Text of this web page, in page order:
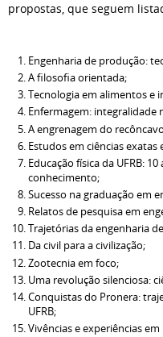
propostas, que seguem
Engenharia de produção:
A filosofia orientada;
Tecnologia em alimentos e
Enfermagem: integralidade
A engrenagem do
Estudos em ciências exatas
Educação física da UFRB:
conhecimento;
Sucesso na graduação em
Relatos de pesquisa em
Trajetórias da engenharia
Da civil para a civilização;
Zootecnia em foco;
Uma revolução silenciosa:
Conquistas do Pronera:
UFRB;
Vivências e experiências